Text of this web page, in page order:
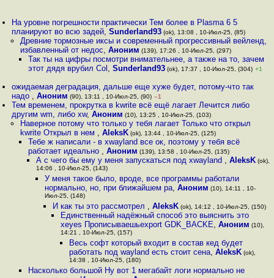
На уровне погрешности практически Тем более в Plasma 6 5
планируют во всю задей,Sunderland93 (ok), 13:08 , 10-Июл-25, (85)
Древние тормозные иксы и современный прогрессивный вейленд,
избавленный от недос, Аноним (139), 17:26 , 10-Июл-25, (297)
Так ты на цифры посмотри внимательнее, а также на то, зачем
этот дядя врубил Col , Sunderland93(ok), 17:37 , 10-Июл-25, (304) +1
ожидаемая деградация, дальше еще хуже будет, потому-что так
надо ,Аноним (90), 13:11 , 10-Июл-25, (90) –1
Тем временем, прокрутка в kwrite всё ещё лагает Лечится либо
другим wm, либо xw,Аноним (10), 13:25 , 10-Июл-25, (103)
Наверное потому что только у тебя лагает Только что открыл
kwrite Открыл в нем , AleksK(ok), 13:44 , 10-Июл-25, (125)
Тебе ж написали - в xwayland все ок, поэтому у тебя всё
работает идеально , Аноним (139), 13:58 , 10-Июл-25, (135)
А с чего бы ему у меня запускаться под xwayland ,AleksK (ok),
14:06 , 10-Июл-25, (143)
У меня такое было, вроде, все программы работали
нормально, но, при ближайшем ра, Аноним (10), 14:11 , 10-
Июл-25, (148)
И как ты это рассмотрел , AleksK(ok), 14:12 , 10-Июл-25, (150)
Единственный надёжный способ это выяснить это
xeyes Прописываешьexport GDK_BACKE,Аноним (10),
14:21 , 10-Июл-25, (157)
Весь софт который входит в состав кед будет
работать под wayland есть стоит сена, AleksK(ok),
14:38 , 10-Июл-25, (180)
Насколько большой Ну вот 1 мегабайт логи нормально не